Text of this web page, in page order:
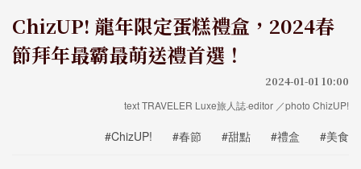
ChizUP! 龍年限定蛋糕禮盒，2024春
節拜年最霸最萌送禮首選！
2024-01-01 10:00
text TRAVELER Luxe旅人誌·editor ／photo ChizUP!
#ChizUP! #春節 #甜點 #禮盒 #美食